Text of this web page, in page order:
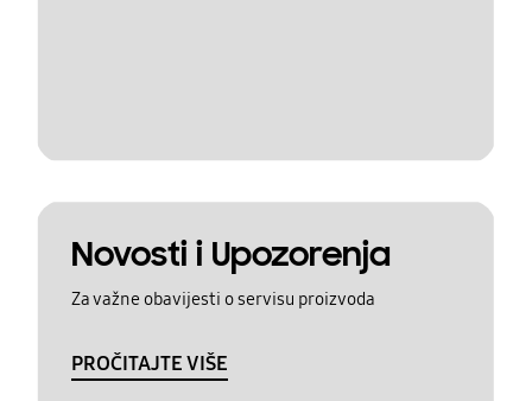
Novosti i Upozorenja
Za važne obavijesti o servisu proizvoda
PROČITAJTE VIŠE